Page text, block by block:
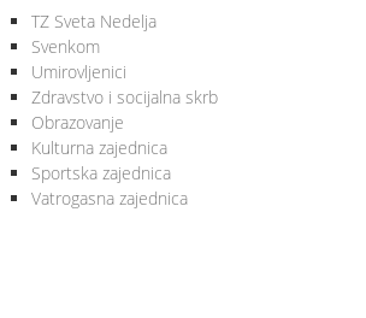
TZ Sveta Nedelja
Svenkom
Umirovljenici
Zdravstvo i socijalna skrb
Obrazovanje
Kulturna zajednica
Sportska zajednica
Vatrogasna zajednica